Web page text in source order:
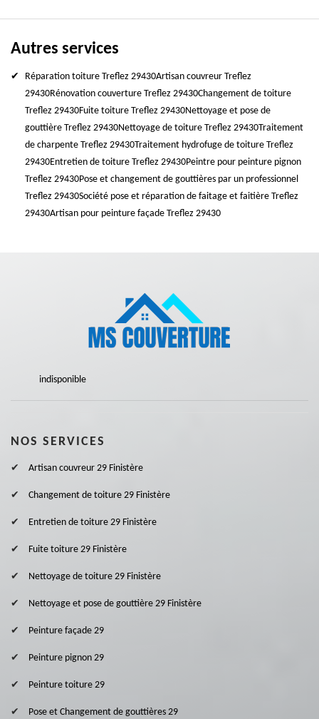
Autres services
Réparation toiture Treflez 29430Artisan couvreur Treflez
29430Rénovation couverture Treflez 29430Changement de toiture
Treflez 29430Fuite toiture Treflez 29430Nettoyage et pose de
gouttière Treflez 29430Nettoyage de toiture Treflez 29430Traitement
de charpente Treflez 29430Traitement hydrofuge de toiture Treflez
29430Entretien de toiture Treflez 29430Peintre pour peinture pignon
Treflez 29430Pose et changement de gouttières par un professionnel
Treflez 29430Société pose et réparation de faitage et faitière Treflez
29430Artisan pour peinture façade Treflez 29430
indisponible
NOS SERVICES
Artisan couvreur 29 Finistère
Changement de toiture 29 Finistère
Entretien de toiture 29 Finistère
Fuite toiture 29 Finistère
Nettoyage de toiture 29 Finistère
Nettoyage et pose de gouttière 29 Finistère
Peinture façade 29
Peinture pignon 29
Peinture toiture 29
Pose et Changement de gouttières 29